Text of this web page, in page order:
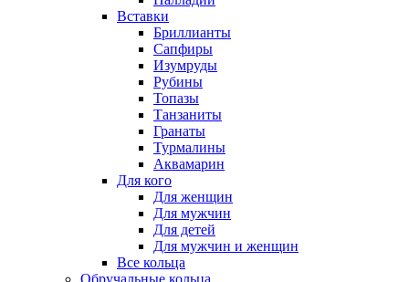
Вставки
Бриллианты
Сапфиры
Изумруды
Рубины
Топазы
Танзаниты
Гранаты
Турмалины
Аквамарин
Для кого
Для женщин
Для мужчин
Для детей
Для мужчин и женщин
Все кольца
Обручальные кольца